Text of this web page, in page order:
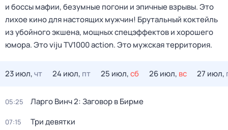
и боссы мафии, безумные погони и эпичные взрывы. Это
лихое кино для настоящих мужчин! Брутальный коктейль
из убойного экшена, мощных спецэффектов и хорошего
юмора. Это viju TV1000 action. Это мужская территория.
23 июл,чт 24 июл, пт 25 июл,сб 26 июл, вс 27 июл,
05:25 Ларго Винч 2: Заговор в Бирме
07:15 Три девятки